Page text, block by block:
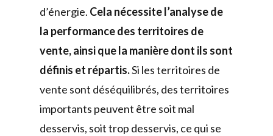
d’énergie. Cela nécessite l’analyse de
la performance des territoires de
vente, ainsi que la manière dont ils sont
définis et répartis.Si les territoires de
vente sont déséquilibrés, des territoires
importants peuvent être soit mal
desservis, soit trop desservis, ce qui se